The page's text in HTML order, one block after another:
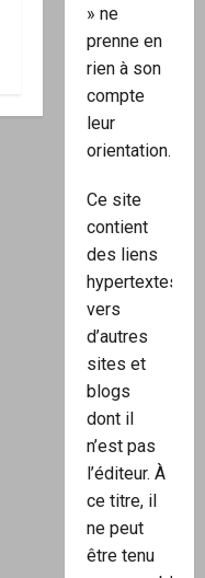
» ne
prenne en
rien à son
compte
leur
orientation.
Ce site
contient
des liens
hypertextes
vers
d’autres
sites et
blogs
dont il
n’est pas
l’éditeur. À
ce titre, il
ne peut
être tenu